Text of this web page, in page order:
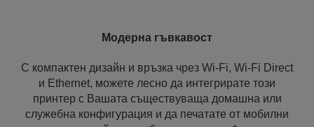
Модерна гъвкавост
С компактен дизайн и връзка чрез Wi-Fi, Wi-Fi Direct
и Ethernet, можете лесно да интегрирате този
принтер с Вашата съществуваща домашна или
служебна конфигурация и да печатате от мобилни